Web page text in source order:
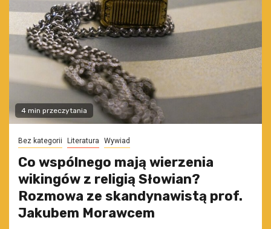
4 min przeczytania
Bez kategorii Literatura Wywiad
Co wspólnego mają wierzenia
wikingów z religią Słowian?
Rozmowa ze skandynawistą prof.
Jakubem Morawcem